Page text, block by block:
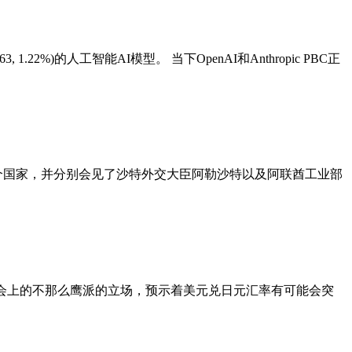
1.22%)的人工智能AI模型。 当下OpenAI和Anthropic PBC正
家，并分别会见了沙特外交大臣阿勒沙特以及阿联酋工业部
上的不那么鹰派的立场，预示着美元兑日元汇率有可能会突